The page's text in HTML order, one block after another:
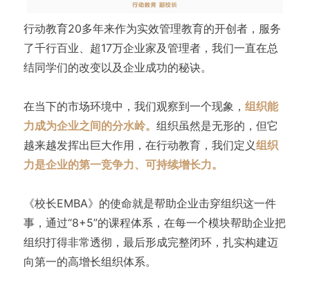
行动教育20多年来作为实效管理教育的开创者，服务
了千行百业、超17万企业家及管理者，我们一直在总
结同学们的改变以及企业成功的秘诀。
在当下的市场环境中，我们观察到一个现象， 组织能
力成为企业之间的分水岭。 组织虽然是无形的，但它
越来越发挥出巨大作用，在行动教育，我们定义组织
力是企业的第一竞争力、可持续增长力。
《校长EMBA》的使命就是帮助企业击穿组织这一件
事，通过“8+5”的课程体系，在每一个模块帮助企业把
组织打得非常透彻，最后形成完整闭环，扎实构建迈
向第一的高增长组织体系。